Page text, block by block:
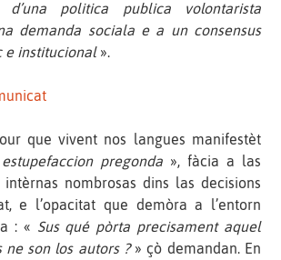
d’una politica publica volontarista
demanda sociala e a un consensus
e institucional».
que vivent nos langues manifestèt
estupefaccion pregonda », fàcia a las
intèrnas nombrosas dins las decisions
e l’opacitat que demòra a l’entorn
: « Sus qué pòrta precisament aquel
ne son los autors ?» çò demandan. En